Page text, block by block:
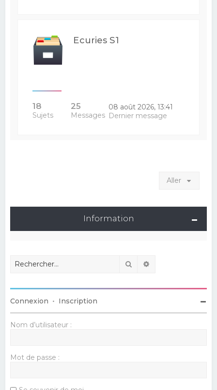
Ecuries S1
18
Sujets
25
Messages
08 août 2026, 13:41
Dernier message
Aller
Information
Rechercher
Connexion • Inscription
Nom d’utilisateur :
Mot de passe :